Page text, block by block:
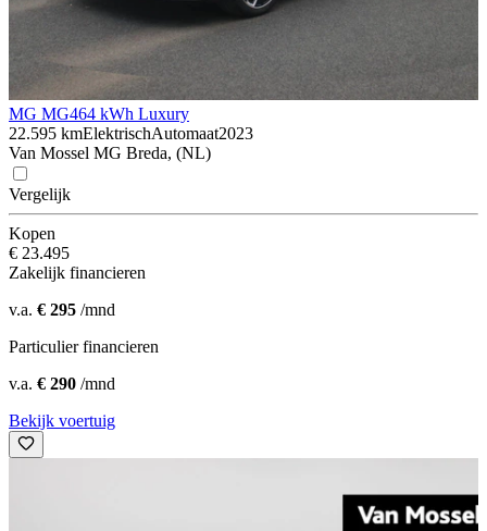
MG MG464 kWh Luxury
22.595 kmElektrischAutomaat2023
Van Mossel MG Breda, (NL)
Vergelijk
Kopen
€ 23.495
Zakelijk financieren
v.a. € 295 /mnd
Particulier financieren
v.a. € 290 /mnd
Bekijk voertuig